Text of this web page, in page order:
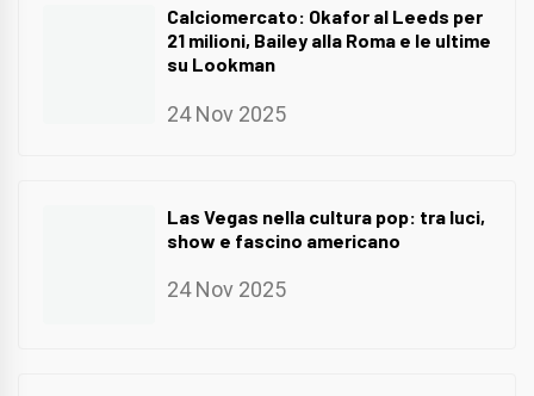
Calciomercato: Okafor al Leeds per
21 milioni, Bailey alla Roma e le ultime
su Lookman
24 Nov 2025
Las Vegas nella cultura pop: tra luci,
show e fascino americano
24 Nov 2025